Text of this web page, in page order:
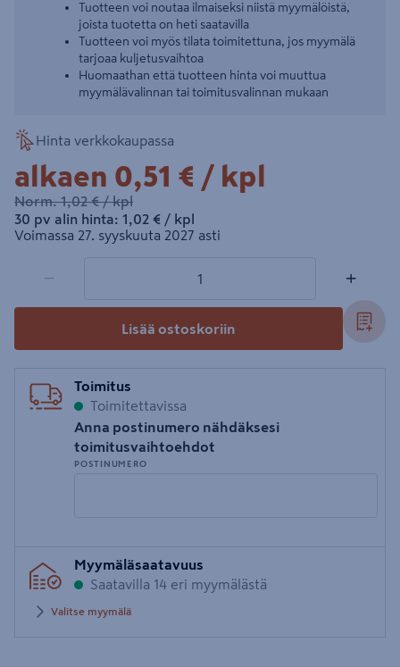
Tuotteen voi noutaa ilmaiseksi niistä myymälöistä,
joista tuotetta on heti saatavilla
Tuotteen voi myös tilata toimitettuna, jos myymälä
tarjoaa kuljetusvaihtoa
Huomaathan että tuotteen hinta voi muuttua
myymälävalinnan tai toimitusvalinnan mukaan
Hinta verkkokaupassa
alkaen 0,51€/kpl
0,51 € / kpl
Norm.1,02€/kpl
1,02 €/ kpl
30 pv alin hinta: 1,02€/kpl
1,02 € / kpl
Voimassa 27. syyskuuta 2027 asti
− +
Lisää ostoskoriin
Toimitus
Toimitettavissa
Anna postinumero nähdäksesi
toimitusvaihtoehdot
POSTINUMERO
postinumero
Myymäläsaatavuus
Saatavilla 14 eri myymälästä
Valitse myymälä